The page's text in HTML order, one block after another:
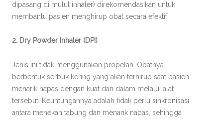
dipasang di mulut inhaler) direkomendasikan untuk
membantu pasien menghirup obat secara efektif.
2. Dry Powder Inhaler (DPI)
Jenis ini tidak menggunakan propelan. Obatnya
berbentuk serbuk kering yang akan terhirup saat pasien
menarik napas dengan kuat dan dalam melalui alat
tersebut. Keuntungannya adalah tidak perlu sinkronisasi
antara menekan tabung dan menarik napas, sehingga